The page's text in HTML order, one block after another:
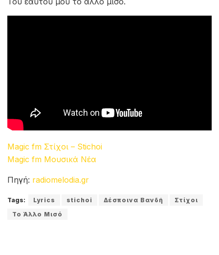
Magic fm Στίχοι – Stichoi
Magic fm Μουσικά Νέα
Πηγή: radiomelodia.gr
Tags: Lyrics stichoi Δέσποινα Βανδή
Στίχοι
Το Άλλο Μισό